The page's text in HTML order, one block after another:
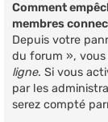
Comment
membres
Depuis votre
du forum », vous
ligne. Si vous
par les
serez compté